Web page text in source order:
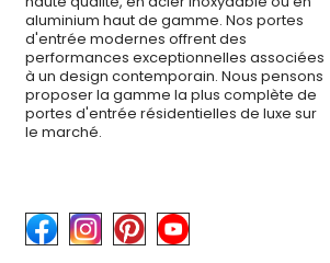
aluminium haut de gamme. Nos portes
d'entrée modernes offrent des
performances exceptionnelles associées
à un design contemporain. Nous pensons
proposer la gamme la plus complète de
portes d'entrée résidentielles de luxe sur
le marché.